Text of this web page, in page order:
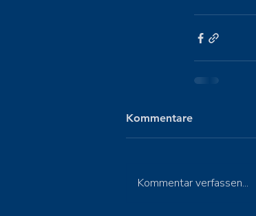
Kommentare
Kommentar verfassen...